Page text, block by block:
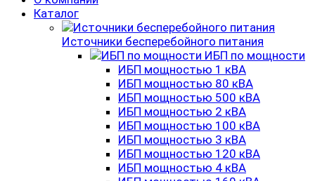
Каталог
Источники бесперебойного питания
ИБП по мощности
ИБП мощностью 1 кВА
ИБП мощностью 80 кВА
ИБП мощностью 500 кВА
ИБП мощностью 2 кВА
ИБП мощностью 100 кВА
ИБП мощностью 3 кВА
ИБП мощностью 120 кВА
ИБП мощностью 4 кВА